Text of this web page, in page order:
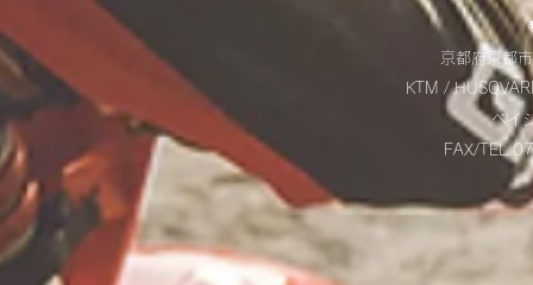
京都府京都
KTM /
ベイ
FAX/TEL